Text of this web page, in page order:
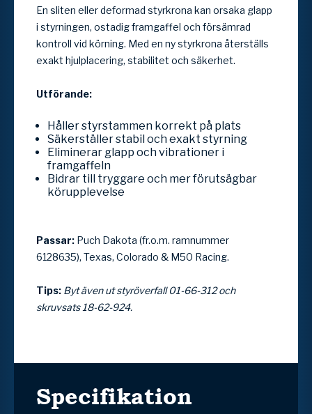
En sliten eller deformad styrkrona kan orsaka glapp
i styrningen, ostadig framgaffel och försämrad
kontroll vid körning. Med en ny styrkrona återställs
exakt hjulplacering, stabilitet och säkerhet.
Utförande:
Håller styrstammen korrekt på plats
Säkerställer stabil och exakt styrning
Eliminerar glapp och vibrationer i
framgaffeln
Bidrar till tryggare och mer förutsägbar
körupplevelse
Passar: Puch Dakota (fr.o.m. ramnummer
6128635), Texas, Colorado & M50 Racing.
Tips: Byt även ut styröverfall 01-66-312 och
skruvsats 18-62-924.
Specifikation